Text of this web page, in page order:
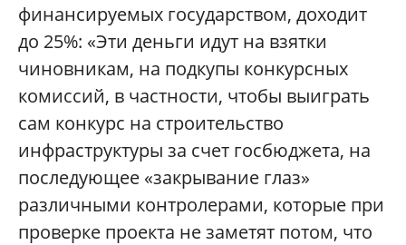
финансируемых государством, доходит
до 25%: «Эти деньги идут на взятки
чиновникам, на подкупы конкурсных
комиссий, в частности, чтобы выиграть
сам конкурс на строительство
инфраструктуры за счет госбюджета, на
последующее «закрывание глаз»
различными контролерами, которые при
проверке проекта не заметят потом, что